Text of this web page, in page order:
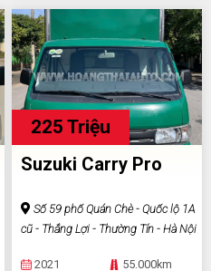
225 Triệu
Suzuki Carry Pro
Số 59 phố Quán Chè - Quốc lộ 1A
cũ - Thắng Lợi - Thường Tín - Hà Nội
2021 55.000km